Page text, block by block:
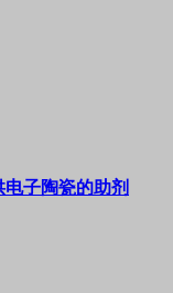
电子陶瓷的助剂